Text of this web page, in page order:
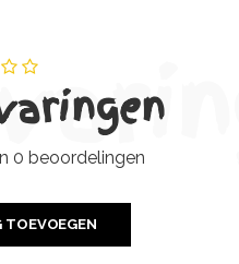
0 beoordelingen
TOEVOEGEN